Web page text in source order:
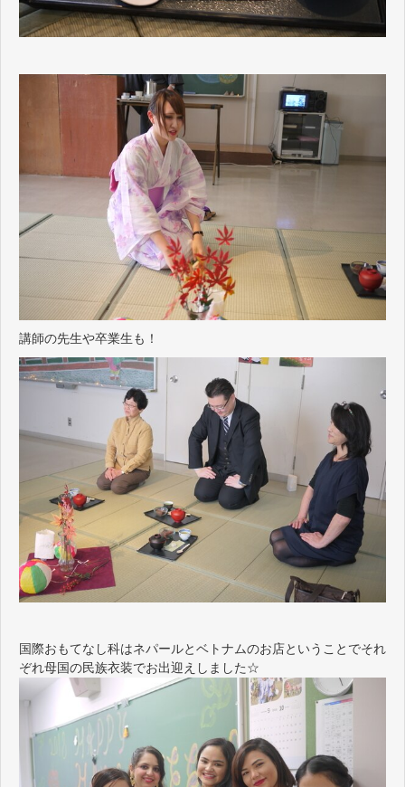
講師の先生や卒業生も！
国際おもてなし科はネパールとベトナムのお店ということでそれ
ぞれ母国の民族衣装でお出迎えしました☆